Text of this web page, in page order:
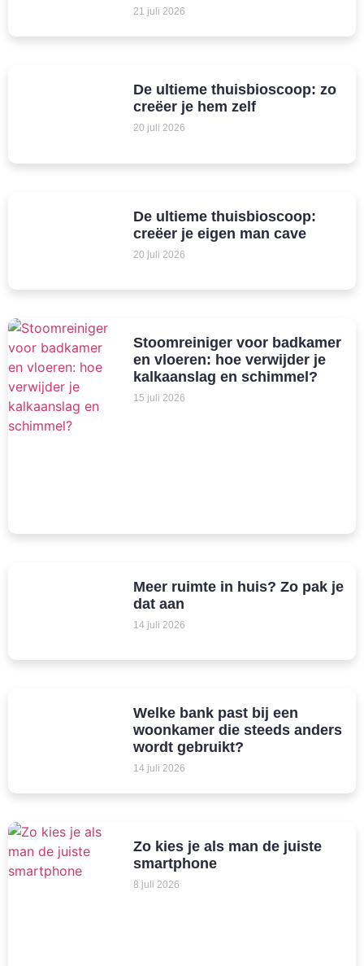
21 juli 2026
De ultieme thuisbioscoop: zo
creëer je hem zelf
20 juli 2026
De ultieme thuisbioscoop:
creëer je eigen man cave
20 juli 2026
Stoomreiniger voor badkamer
en vloeren: hoe verwijder je
kalkaanslag en schimmel?
15 juli 2026
Meer ruimte in huis? Zo pak je
dat aan
14 juli 2026
Welke bank past bij een
woonkamer die steeds anders
wordt gebruikt?
14 juli 2026
Zo kies je als man de juiste
smartphone
8 juli 2026